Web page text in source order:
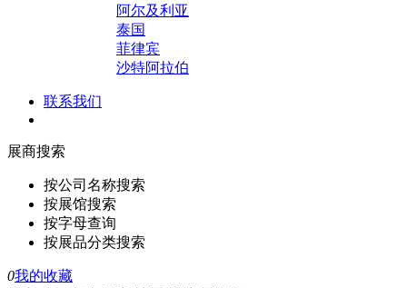
阿尔及利亚
泰国
菲律宾
沙特阿拉伯
联系我们
展商搜索
按公司名称搜索
按展馆搜索
按字母查询
按展品分类搜索
0我的收藏